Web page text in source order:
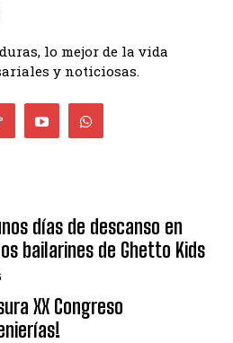
lo mejor de la vida
y noticiosas.
días de descanso en
bailarines de Ghetto Kids
XX Congreso